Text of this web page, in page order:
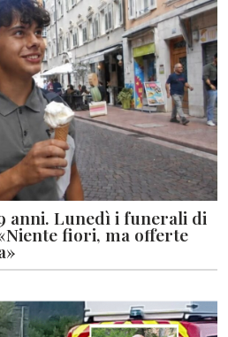
anni. Lunedì i funerali di
fiori, ma offerte